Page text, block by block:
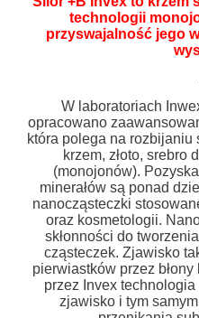
technologii
przyswajalność jego
W laboratoriach
opracowano
która polega na rozbijaniu
krzem, złoto, srebro
(monojonów).
minerałów są ponad
nanocząsteczki
oraz kosmetologii.
skłonności do
cząsteczek. Zjawisko
pierwiastków przez
przez Invex
zjawisko i tym